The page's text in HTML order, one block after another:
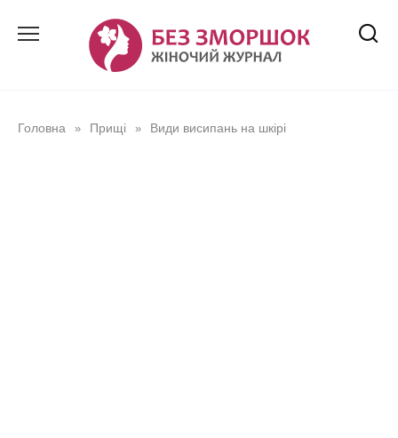
Головна » Прищі » Види висипань на шкірі